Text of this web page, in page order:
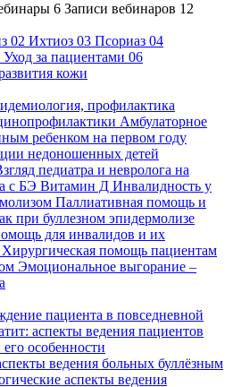
6 Записи вебинаров 12
02 Ихтиоз 03 Псориаз 04
Уход за пациентами 06
кожи
профилактика
Амбулаторное
ребенком на первом году
недоношенных детей
педиатра и невролога на
с БЭ Витамин Д Инвалидность у
Паллиативная помощь и
при буллезном эпидермолизе
для инвалидов и их
Хирургическая помощь пациентам
Эмоциональное выгорание –
пациента в повседневной
аспекты ведения пациентов
особенности
ведения больных буллёзным
аспекты ведения